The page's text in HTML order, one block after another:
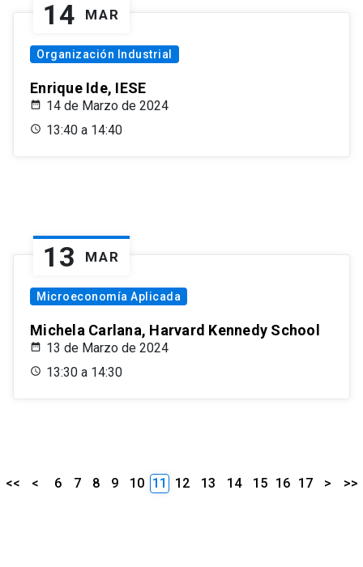
14 MAR
Organización Industrial
Enrique Ide, IESE
14 de Marzo de 2024
13:40 a 14:40
13 MAR
Microeconomía Aplicada
Michela Carlana, Harvard Kennedy School
13 de Marzo de 2024
13:30 a 14:30
<< < 6 7 8 9 10 11 12 13 14 15 16 17 > >>